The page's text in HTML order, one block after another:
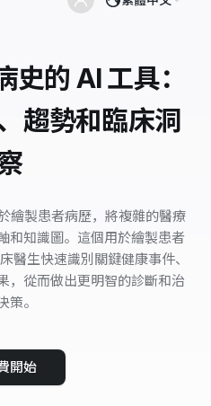
的 AI 工具：
趨勢和臨床洞
繪製患者病歷，將複雜的醫療
和知識圖。這個用於繪製患者
醫生快速識別關鍵健康事件、
，從而做出更明智的診斷和治
策。
開始